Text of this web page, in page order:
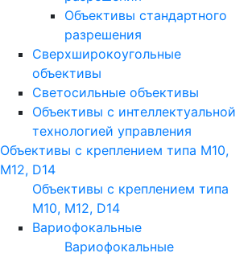
Объективы стандартного
разрешения
Сверхширокоугольные
объективы
Светосильные объективы
Объективы с интеллектуальной
технологией управления
Объективы с креплением типа M10,
M12, D14
Объективы с креплением типа
M10, M12, D14
Вариофокальные
Вариофокальные